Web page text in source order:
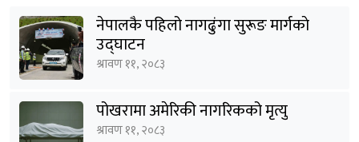
नेपालकै पहिलो नागढुंगा सुरूङ मार्गकाे
उद्घाटन
श्रावण ११, २०८३
पोखरामा अमेरिकी नागरिकको मृत्यु
श्रावण ११, २०८३